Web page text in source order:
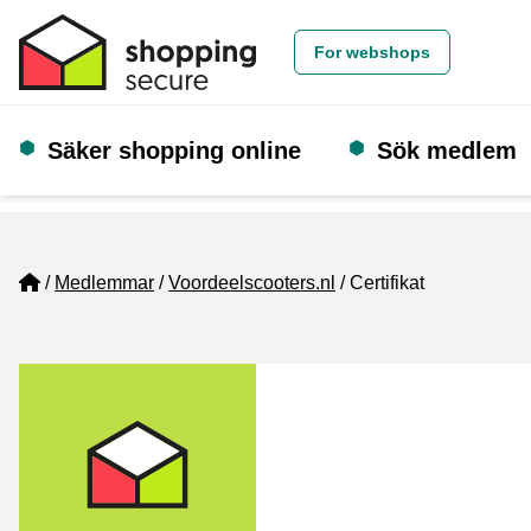
For webshops
Säker shopping online Sök medlem
Home
Medlemmar Voordeelscooters.nl Certifikat